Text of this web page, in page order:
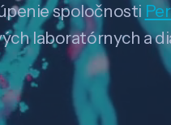
spoločnosti
laboratórnych a